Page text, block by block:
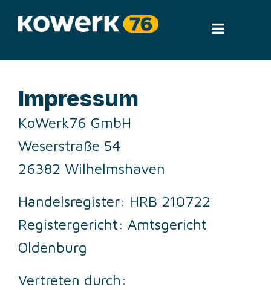
Impressum
KoWerk76 GmbH
Weserstraße 54
26382 Wilhelmshaven
Handelsregister: HRB 210722
Registergericht: Amtsgericht
Oldenburg
Vertreten durch: